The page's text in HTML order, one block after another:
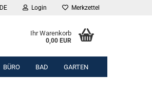
DE Login Merkzettel
Ihr Warenkorb
0,00 EUR
BÜRO BAD GARTEN